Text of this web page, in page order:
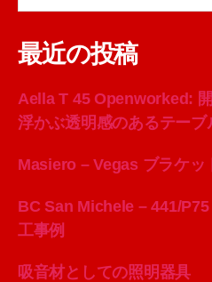
象:
最近の投稿
Aella T 45 Openworked:
浮かぶ透明感のあるテーブ
Masiero – Vegas ブラケッ
BC San Michele – 441/
工事例
吸音材としての照明器具